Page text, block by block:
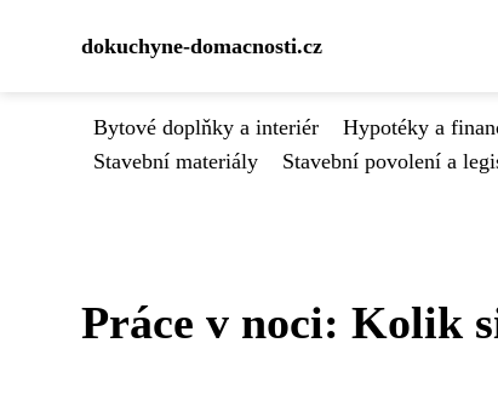
dokuchyne-domacnosti.cz
Bytové doplňky a interiér Hypotéky a
Stavební materiály
Stavební povolení a
Práce v noci: Kolik